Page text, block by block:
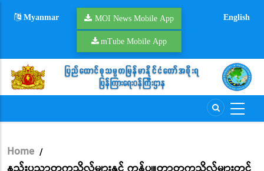
Myanmar MOI News Mobile App
mTube Mobile App
English
Breadcrumb
Home /